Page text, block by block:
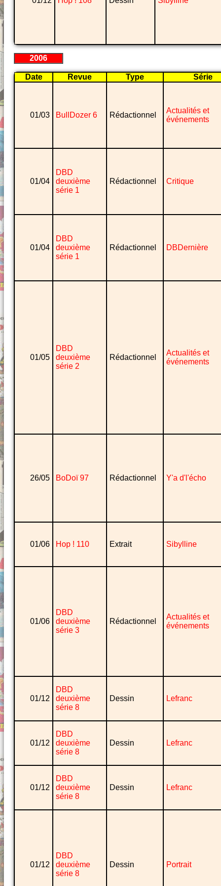
2006
Date Revue Type Série
01/03 BullDozer 6 Rédactionnel
Actualités et
événements
01/04
DBD
deuxième
série 1
Rédactionnel Critique
01/04
DBD
deuxième
série 1
Rédactionnel DBDernière
01/05
DBD
deuxième
série 2
Rédactionnel
Actualités et
événements
26/05 BoDoï 97 Rédactionnel Y'a d'l'écho
01/06 Hop ! 110 Extrait Sibylline
01/06
DBD
deuxième
série 3
Rédactionnel
Actualités et
événements
01/12
DBD
deuxième
série 8
Dessin Lefranc
01/12
DBD
deuxième
série 8
Dessin Lefranc
01/12
DBD
deuxième
série 8
Dessin Lefranc
01/12
DBD
deuxième
série 8
Dessin Portrait